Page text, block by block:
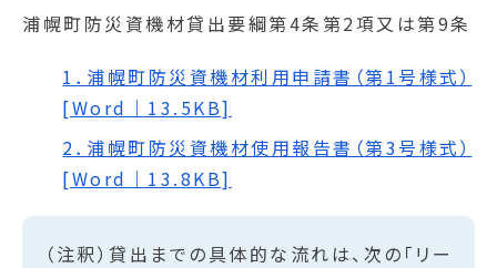
浦幌町防災資機材貸出要綱第4条第2項又は第9条
1．浦幌町防災資機材利用申請書（第1号様式）
[Word｜13.5KB]
2．浦幌町防災資機材使用報告書（第3号様式）
[Word｜13.8KB]
（注釈）貸出までの具体的な流れは、次の「リー